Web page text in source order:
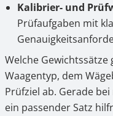
Kalibrier- und
Prüfaufgaben mit
Welche
Waagentyp, dem
Prüfziel ab. Gerade
ein passender Satz